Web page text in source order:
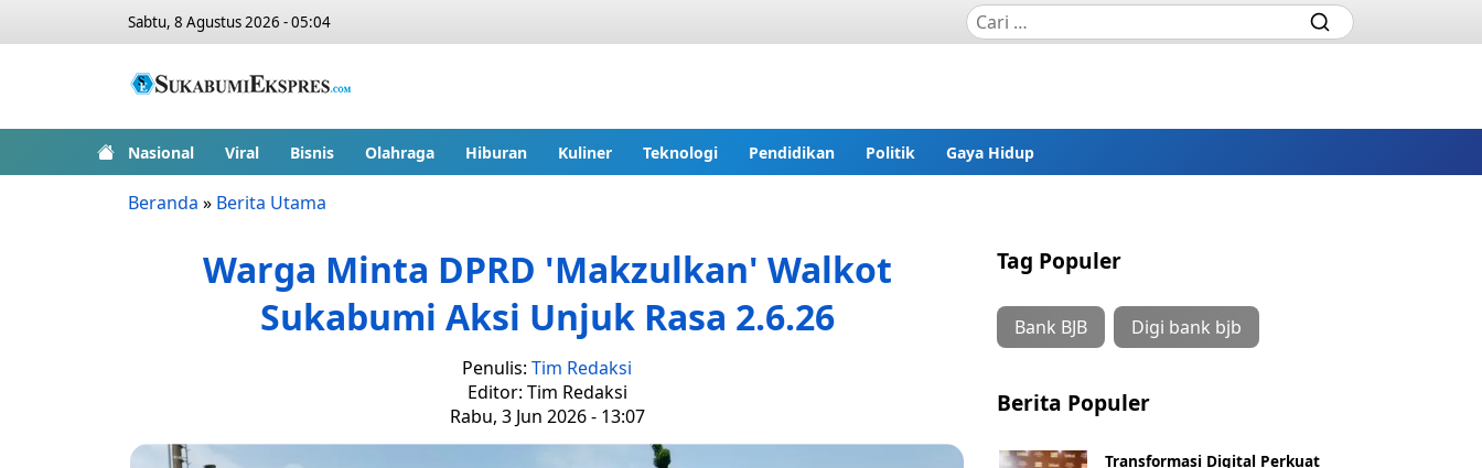
Sabtu, 8 Agustus 2026 - 05:04
Nasional Viral Bisnis Olahraga Hiburan Kuliner Teknologi Pendidikan Politik Gaya Hidup
Beranda » Berita Utama
Warga Minta DPRD 'Makzulkan' Walkot
Sukabumi Aksi Unjuk Rasa 2.6.26
Penulis: Tim Redaksi
Editor: Tim Redaksi
Rabu, 3 Jun 2026 - 13:07
Tag Populer
Bank BJB Digi bank bjb
Berita Populer
Transformasi Digital Perkuat